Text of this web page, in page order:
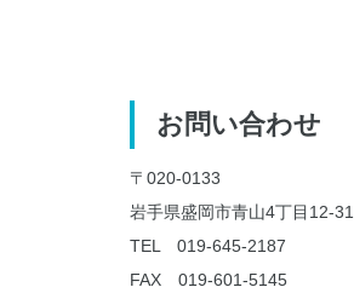
お問い合わせ
〒020-0133
岩手県盛岡市青山4丁目12-31
TEL 019-645-2187
FAX 019-601-5145